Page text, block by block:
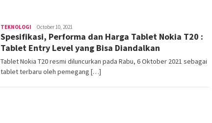
TEKNOLOGI Area
Cewe
October 10, 2021
Spesifikasi, Performa dan Harga Tablet Nokia T20 :
Tablet Entry Level yang Bisa Diandalkan
Tablet Nokia T20 resmi diluncurkan pada Rabu, 6 Oktober 2021 sebagai
tablet terbaru oleh pemegang […]